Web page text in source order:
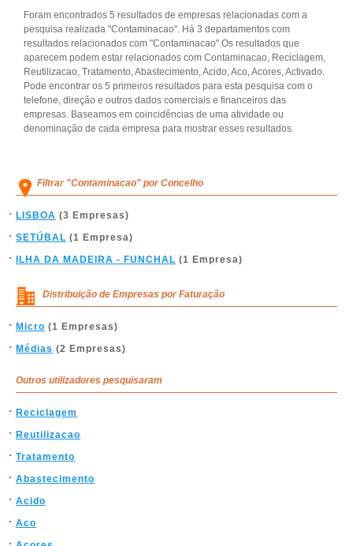
Foram encontrados 5 resultados de empresas relacionadas com a
pesquisa realizada "Contaminacao". Há 3 departamentos com
resultados relacionados com "Contaminacao".Os resultados que
aparecem podem estar relacionados com Contaminacao, Reciclagem,
Reutilizacao, Tratamento, Abastecimento, Acido, Aco, Acores, Activado.
Pode encontrar os 5 primeiros resultados para esta pesquisa com o
telefone, direção e outros dados comerciais e financeiros das
empresas. Baseamos em coincidências de uma atividade ou
denominação de cada empresa para mostrar esses resultados.
Filtrar "Contaminacao" por Concelho
LISBOA (3 Empresas)
SETÚBAL (1 Empresa)
ILHA DA MADEIRA - FUNCHAL (1 Empresa)
Distribuição de Empresas por Faturação
Micro (1 Empresas)
Médias (2 Empresas)
Outros utilizadores pesquisaram
Reciclagem
Reutilizacao
Tratamento
Abastecimento
Acido
Aco